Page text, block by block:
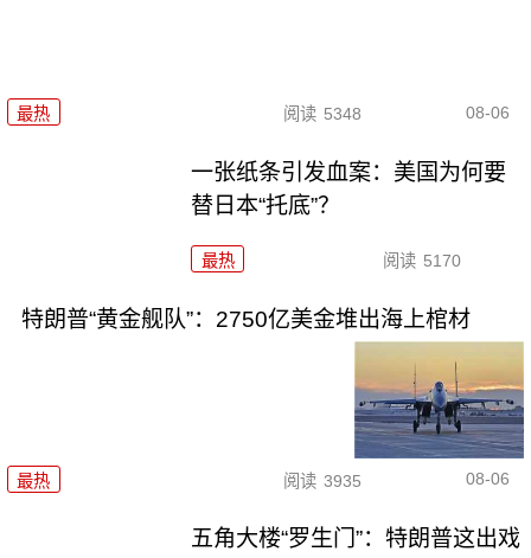
最热 阅读 5348 08-06
一张纸条引发血案：美国为何要
替日本“托底”？
最热 阅读 5170
特朗普“黄金舰队”：2750亿美金堆出海上棺材
最热 阅读 3935 08-06
五角大楼“罗生门”：特朗普这出戏